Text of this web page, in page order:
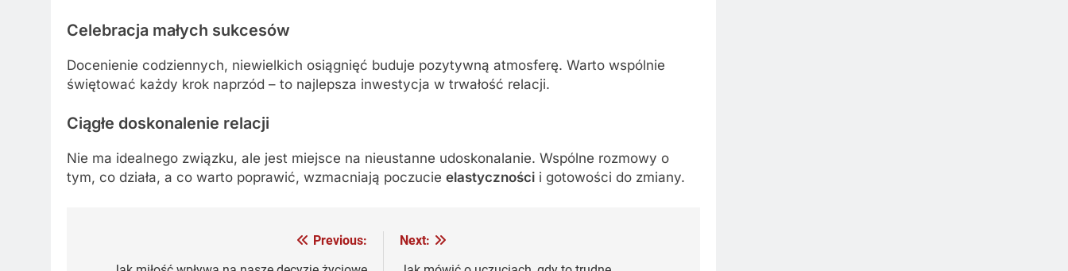
Celebracja małych sukcesów
Docenienie codziennych, niewielkich osiągnięć buduje pozytywną atmosferę. Warto wspólnie
świętować każdy krok naprzód – to najlepsza inwestycja w trwałość relacji.
Ciągłe doskonalenie relacji
Nie ma idealnego związku, ale jest miejsce na nieustanne udoskonalanie. Wspólne rozmowy o
tym, co działa, a co warto poprawić, wzmacniają poczucie elastyczności i gotowości do zmiany.
Previous:
Next: